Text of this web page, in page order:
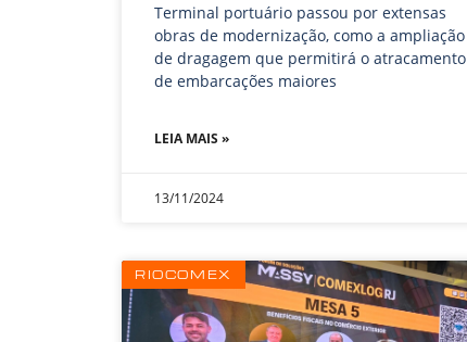
Terminal portuário passou por extensas
obras de modernização, como a ampliação
de dragagem que permitirá o atracamento
de embarcações maiores
LEIA MAIS »
13/11/2024
RIOCOMEX